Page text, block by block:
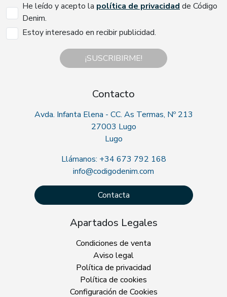
He leído y acepto la política de privacidadde Código
Denim.
Estoy interesado en recibir publicidad.
¡SUSCRIBIRME!
Contacto
Avda. Infanta Elena - CC. As Termas, Nº 213
27003 Lugo
Lugo
Llámanos: +34 673 792 168
info@codigodenim.com
Contacta
Apartados Legales
Condiciones de venta
Aviso legal
Política de privacidad
Política de cookies
Configuración de Cookies